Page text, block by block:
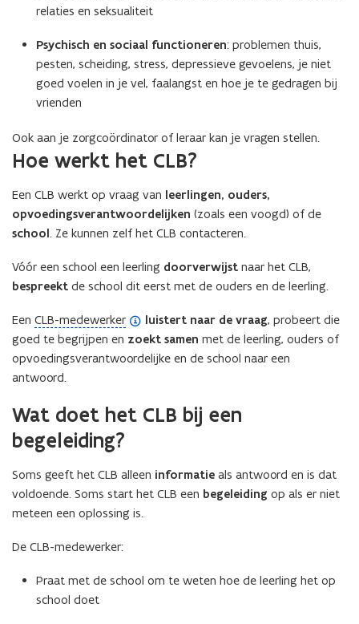
relaties en seksualiteit
Psychisch en sociaal functioneren: problemen thuis,
pesten, scheiding, stress, depressieve gevoelens, je niet
goed voelen in je vel, faalangst en hoe je te gedragen bij
vrienden
Ook aan je zorgcoördinator of leraar kan je vragen stellen.
Hoe werkt het CLB?
Een CLB werkt op vraag van leerlingen, ouders,
opvoedingsverantwoordelijken (zoals een voogd) of de
school. Ze kunnen zelf het CLB contacteren.
Vóór een school een leerling doorverwijst naar het CLB,
bespreekt de school dit eerst met de ouders en de leerling.
Een CLB-medewerker
(
o
p
e
d
e
f
i
n
i
i
)
luistert naar de vraag, probeert die
goed te begrijpen en zoekt samen met de leerling, ouders of
opvoedingsverantwoordelijke en de school naar een
antwoord.
Wat doet het CLB bij een
begeleiding?
Soms geeft het CLB alleen informatie als antwoord en is dat
voldoende. Soms start het CLB een begeleiding op als er niet
meteen een oplossing is.
De CLB-medewerker:
Praat met de school om te weten hoe de leerling het op
school doet